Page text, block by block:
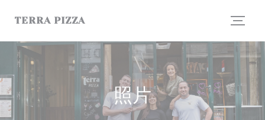
TERRA PIZZA
照片